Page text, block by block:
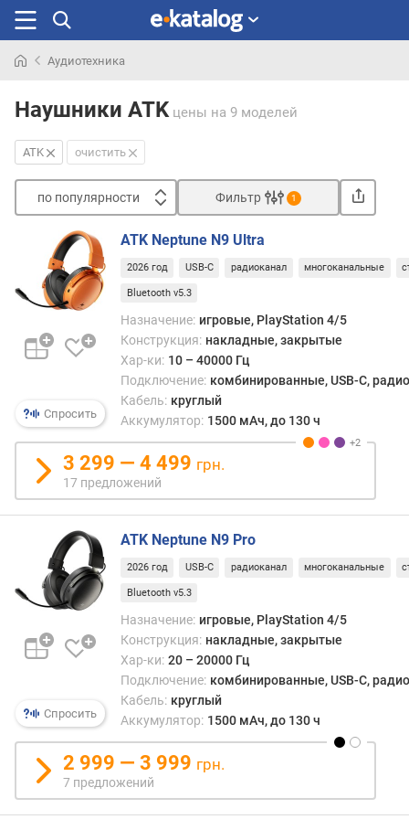
раньше
Аудиотехника
Наушники ATK цены на 9 моделей
ATK очистить
по популярности
о
п
о
п
у
р
н
о
с
т
и
т
д
е
е
в
к
д
р
Фильтр 1
Спросить
ATK Neptune N9 Ultra
2026 год USB-C радиоканал многоканальные
Bluetooth v5.3
Назначение: игровые, PlayStation 4/5
Конструкция: накладные, закрытые
Хар-ки: 10 – 40000 Гц
Подключение: комбинированные, USB-C,
Кабель: круглый
Аккумулятор: 1500 мАч, до 130 ч
3 299 — 4 499 грн.
17 предложений
Спросить
ATK Neptune N9 Pro
2026 год USB-C радиоканал многоканальные
Bluetooth v5.3
Назначение: игровые, PlayStation 4/5
Конструкция: накладные, закрытые
Хар-ки: 20 – 20000 Гц
Подключение: комбинированные, USB-C,
Кабель: круглый
Аккумулятор: 1500 мАч, до 130 ч
2 999 — 3 999 грн.
7 предложений